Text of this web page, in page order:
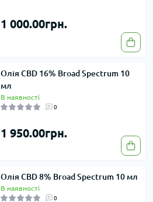
1 000.00грн.
Олія CBD 16% Broad Spectrum 10
мл
В наявності
0
1 950.00грн.
Олія CBD 8% Broad Spectrum 10 мл
В наявності
0